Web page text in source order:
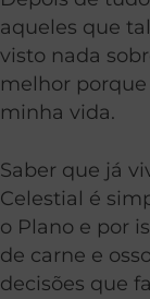
aqueles que
visto nada
melhor
minha vida.
Saber que já
Celestial é
o Plano e por
de carne e
decisões que